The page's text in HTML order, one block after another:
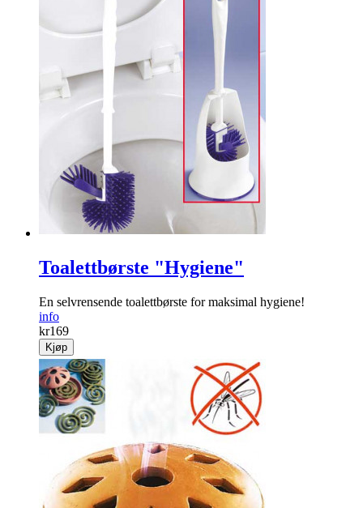
Toalettbørste "Hygiene"
En selvrensende toalettbørste for maksimal hygiene!
info
kr169
Kjøp